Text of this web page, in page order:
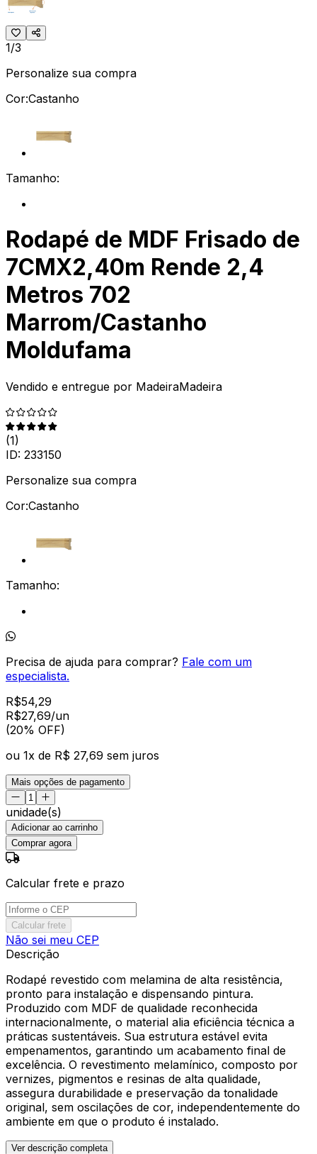
1/3
Personalize sua compra
Cor:Castanho
Tamanho:
Rodapé de MDF Frisado de
7CMX2,40m Rende 2,4
Metros 702
Marrom/Castanho
Moldufama
Vendido e entregue por MadeiraMadeira
(1)
ID: 233150
Personalize sua compra
Cor:Castanho
Tamanho:
Precisa de ajuda para comprar? Fale com um
especialista.
R$54,29
R$27,69/un
(20% OFF)
ou 1x de R$ 27,69 sem juros
Mais opções de pagamento
unidade(s)
Adicionar ao carrinho
Comprar agora
Calcular frete e prazo
Calcular frete
Não sei meu CEP
Descrição
Rodapé revestido com melamina de alta resistência,
pronto para instalação e dispensando pintura.
Produzido com MDF de qualidade reconhecida
internacionalmente, o material alia eficiência técnica a
práticas sustentáveis. Sua estrutura estável evita
empenamentos, garantindo um acabamento final de
excelência. O revestimento melamínico, composto por
vernizes, pigmentos e resinas de alta qualidade,
assegura durabilidade e preservação da tonalidade
original, sem oscilações de cor, independentemente do
ambiente em que o produto é instalado.
Ver descrição completa